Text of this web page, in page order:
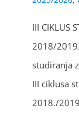
III CIKLUS
2018/
studiranja
III ciklusa
2018./